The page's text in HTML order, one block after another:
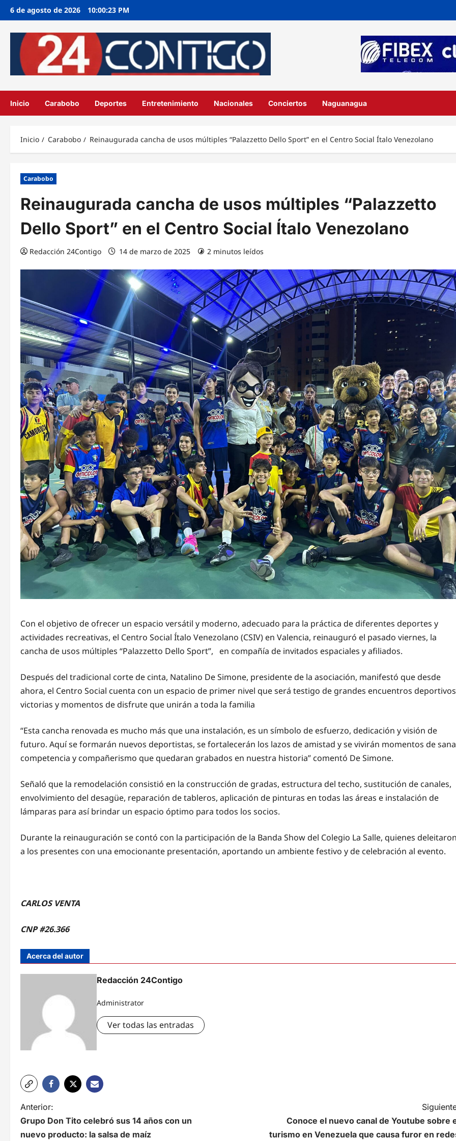
6 de agosto de 2026 10:00:24 PM
Inicio Carabobo Deportes Entretenimiento Nacionales Conciertos Naguanagua
Inicio Carabobo Reinaugurada cancha de usos múltiples “Palazzetto Dello Sport” en el Centro Social Ítalo Venezolano
Carabobo
Reinaugurada cancha de usos múltiples “Palazzetto
Dello Sport” en el Centro Social Ítalo Venezolano
Redacción 24Contigo 14 de marzo de 2025 2 minutos leídos
Con el objetivo de ofrecer un espacio versátil y moderno, adecuado para la práctica de diferentes deportes y
actividades recreativas, el Centro Social Ítalo Venezolano (CSIV) en Valencia, reinauguró el pasado viernes, la
cancha de usos múltiples “Palazzetto Dello Sport”, en compañía de invitados espaciales y afiliados.
Después del tradicional corte de cinta, Natalino De Simone, presidente de la asociación, manifestó que desde
ahora, el Centro Social cuenta con un espacio de primer nivel que será testigo de grandes encuentros
victorias y momentos de disfrute que unirán a toda la familia
“Esta cancha renovada es mucho más que una instalación, es un símbolo de esfuerzo, dedicación y visión de
futuro. Aquí se formarán nuevos deportistas, se fortalecerán los lazos de amistad y se vivirán momentos de sana
competencia y compañerismo que quedaran grabados en nuestra historia” comentó De Simone.
Señaló que la remodelación consistió en la construcción de gradas, estructura del techo, sustitución de canales,
envolvimiento del desagüe, reparación de tableros, aplicación de pinturas en todas las áreas e instalación de
lámparas para así brindar un espacio óptimo para todos los socios.
Durante la reinauguración se contó con la participación de la Banda Show del Colegio La Salle, quienes
a los presentes con una emocionante presentación, aportando un ambiente festivo y de celebración al evento.
CARLOS VENTA
CNP #26.366
Acerca del autor
Redacción 24Contigo
Administrator
Ver todas las entradas
N
a
Anterior:
Grupo Don Tito celebró sus 14 años con un
nuevo producto: la salsa de maíz
Conoce el nuevo canal de Youtube sobre
turismo en Venezuela que causa furor en